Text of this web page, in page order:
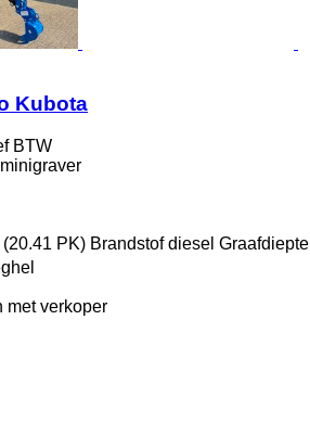
Kubota
BTW
(20.41 PK) Brandstof diesel Graafdiepte
met verkoper